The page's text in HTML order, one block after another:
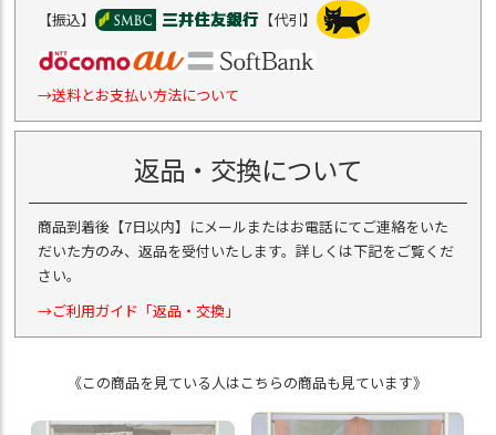
【振込】 【代引】
→送料とお支払い方法について
返品・交換について
商品到着後【7日以内】にメールまたはお電話にてご連絡をいた
だいた方のみ、返品を受付いたします。詳しくは下記をご覧くだ
さい。
→ご利用ガイド「返品・交換」
《この商品を見ている人はこちらの商品も見ています》